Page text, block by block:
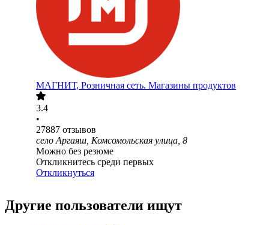
МАГНИТ, Розничная сеть. Магазины продуктов
3.4
•
27887 отзывов
село Аргаяш, Комсомольская улица, 8
Можно без резюме
Откликнитесь среди первых
Откликнуться
Другие пользователи ищут